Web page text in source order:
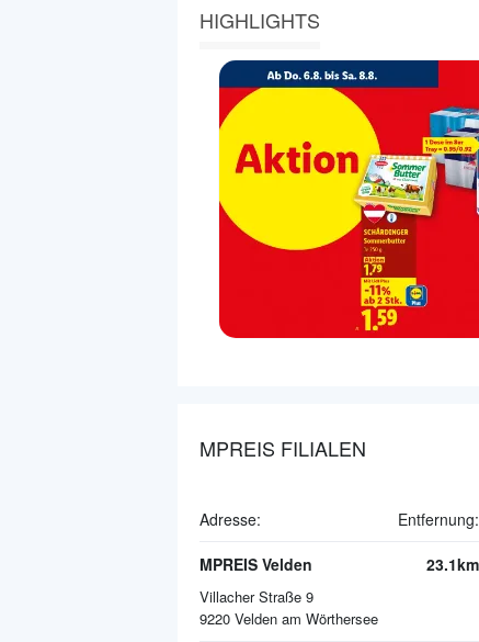
HIGHLIGHTS
MPREIS FILIALEN
Adresse: Entfernung:
MPREIS Velden
Villacher Straße 9
9220 Velden am Wörthersee
23.1km